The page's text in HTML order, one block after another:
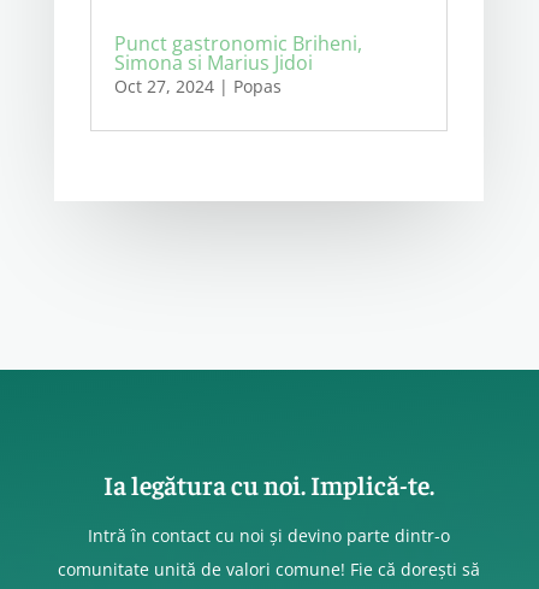
Punct gastronomic Briheni,
Simona si Marius Jidoi
Oct 27, 2024| Popas
Ia legătura cu noi. Implică-te.
Intră în contact cu noi și devino parte dintr-o
comunitate unită de valori comune! Fie că dorești să